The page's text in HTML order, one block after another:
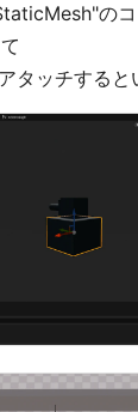
の
タッチする